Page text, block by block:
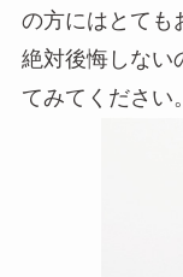
の方にはとても
絶対後悔しない
てみてください。